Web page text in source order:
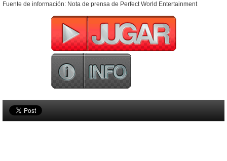
Fuente de información: Nota de prensa de Perfect World Entertainment